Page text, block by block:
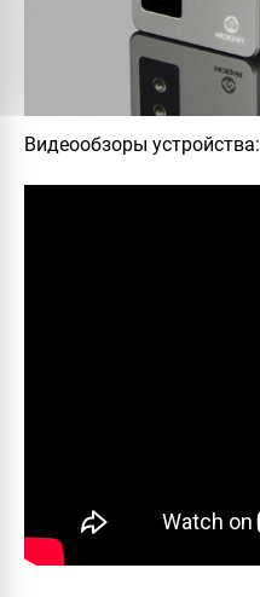
Видеообзоры устройства: